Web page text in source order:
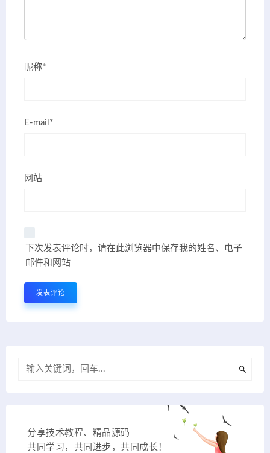
昵称*
E-mail*
网站
下次发表评论时，请在此浏览器中保存我的姓名、电子
邮件和网站
分享技术教程、精品源码
共同学习，共同进步，共同成长！